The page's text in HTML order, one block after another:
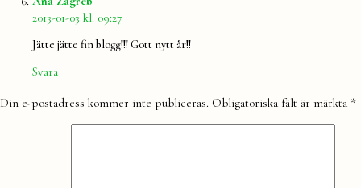
2013-01-03 kl. 09:27
Jätte jätte fin blogg!!! Gott nytt år!!
Svara
Lämna
Din e-postadress kommer inte publiceras. Obligatoriska fält är märkta *